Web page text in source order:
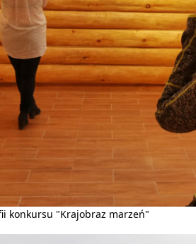
konkursu "Krajobraz marzeń"